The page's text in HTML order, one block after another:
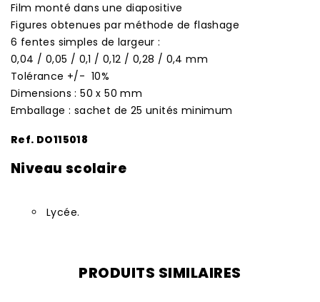
Film monté dans une diapositive
Figures obtenues par méthode de flashage
6 fentes simples de largeur :
0,04 / 0,05 / 0,1 / 0,12 / 0,28 / 0,4 mm
Tolérance +/- 10%
Dimensions : 50 x 50 mm
Emballage : sachet de 25 unités minimum
Ref. DO115018
Niveau scolaire
Lycée.
PRODUITS SIMILAIRES